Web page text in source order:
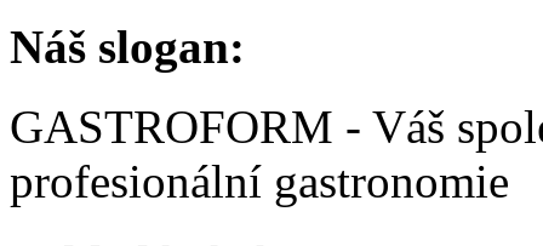
Náš slogan:
GASTROFORM - Váš
profesionální gastronomie